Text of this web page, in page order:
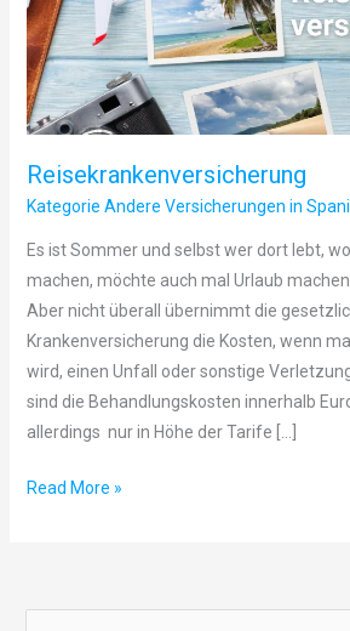
Reisekrankenversicherung
Kategorie Andere Versicherungen in
Es ist Sommer und selbst wer dort lebt,
machen, möchte auch mal Urlaub
Aber nicht überall übernimmt die
Krankenversicherung die Kosten, wenn
wird, einen Unfall oder sonstige
sind die Behandlungskosten innerhalb
allerdings nur in Höhe der Tarife […]
Read More »